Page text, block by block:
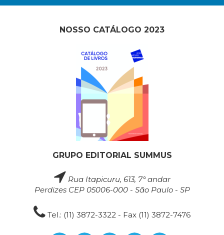
NOSSO CATÁLOGO 2023
GRUPO EDITORIAL SUMMUS
Rua Itapicuru, 613, 7° andar
Perdizes CEP 05006-000 - São Paulo - SP
Tel.: (11) 3872-3322 - Fax (11) 3872-7476